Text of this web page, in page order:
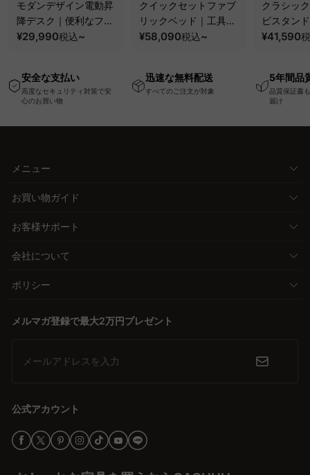
モダンデザイン電動昇
降デスク｜便利なフッ
ク・コンセント・
ー機能搭載ワークデス
ク
¥29,990税込~
クイックセットファブ
リックベッド｜工具不
要で組み立てられるク
¥58,090税込~
クラシッ
ビスタン
100kgの
¥41,590
安全な支払い
高度なセキュリティ対策で安
心のお買い物
迅速な無料配送
すべてのご注文が対象
5年間品
品質保証書
届け
メニュー
お買い物ガイド
お客様サポート
会社について
ポリシー
メルマガ登録で最大2万円プレゼント
メールアドレスを入力
公式アカウント